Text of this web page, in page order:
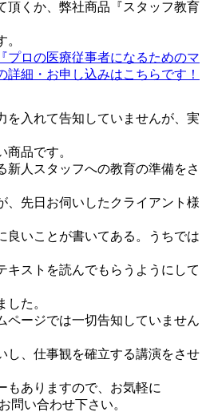
頂くか、弊社商品『スタッフ教育
プロの医療従事者になるためのマ
細・お申し込みはこちらです！
を入れて告知していませんが、実
商品です。
新人スタッフへの教育の準備をさ
、先日お伺いしたクライアント様
良いことが書いてある。うちでは
キストを読んでもらうようにして
した。
ページでは一切告知していません
し、仕事観を確立する講演をさせ
もありますので、お気軽に
問い合わせ下さい。